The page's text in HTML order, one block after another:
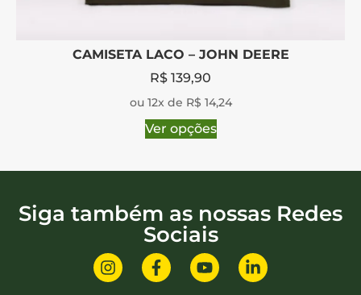
CAMISETA LACO – JOHN DEERE
R$ 139,90
ou 12x de R$ 14,24
Ver opções
Siga também as nossas Redes
Sociais